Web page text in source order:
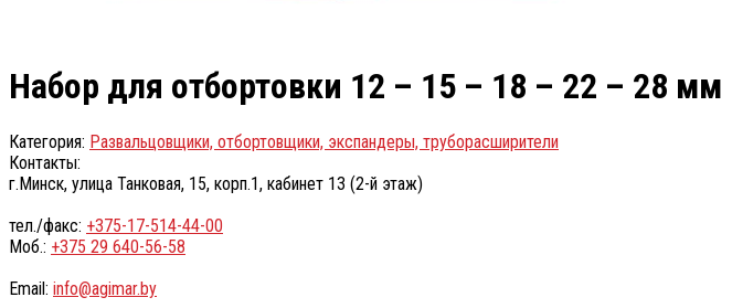
Набор для отбортовки 12 – 15 – 18 – 22 – 28 мм
Категория: Развальцовщики, отбортовщики, экспандеры, труборасширители
Контакты:
г.Минск, улица Танковая, 15, корп.1, кабинет 13 (2-й этаж)
тел./факс: +375-17-514-44-00
Моб.: +375 29 640-56-58
Email: info@agimar.by